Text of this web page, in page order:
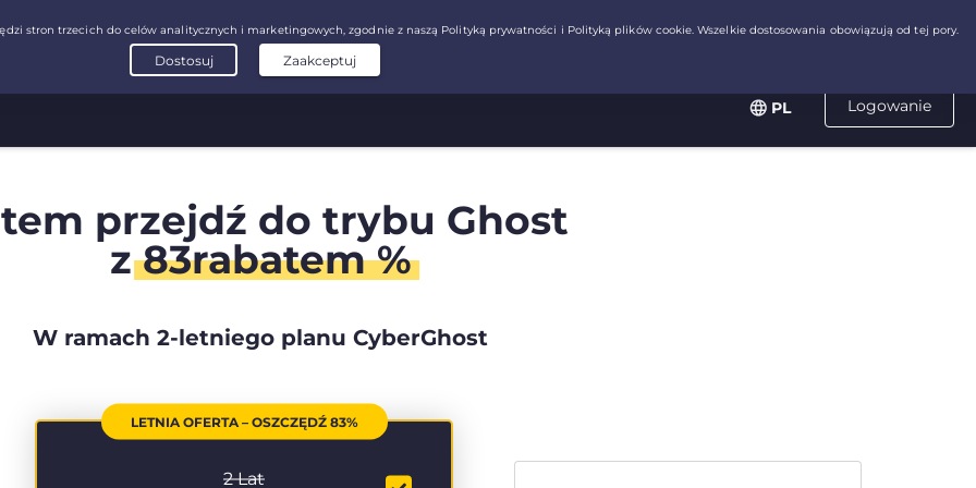
Logowanie
PL
przejdź do trybu Ghost
z83rabatem %
W ramach 2-letniego planu CyberGhost
LETNIA OFERTA – OSZCZĘDŹ 83%
2 Lat